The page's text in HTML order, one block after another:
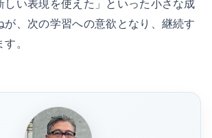
しい表現を使えた」といった小さな成
が、次の学習への意欲となり、継続す
。